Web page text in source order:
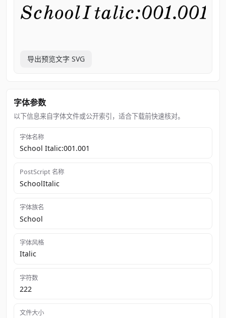
导出预览文字 SVG
字体参数
以下信息来自字体文件或公开索引，适合下载前快速核对。
字体名称
School Italic:001.001
PostScript 名称
SchoolItalic
字体族名
School
字体风格
Italic
字符数
222
文件大小